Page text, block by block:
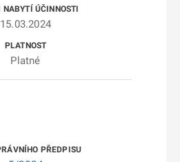
15.03.2024
Platné